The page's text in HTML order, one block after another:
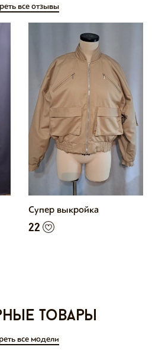
все отзывы
Супер выкройка
22
товары
все модели